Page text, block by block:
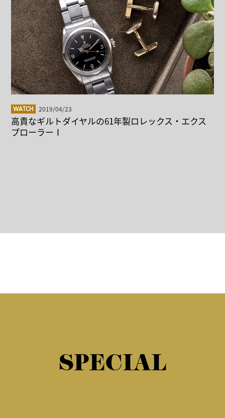
WATCH 2019/04/23
高貴なギルトダイヤルの61年製ロレックス・エクス
プローラーⅠ
SPECIAL